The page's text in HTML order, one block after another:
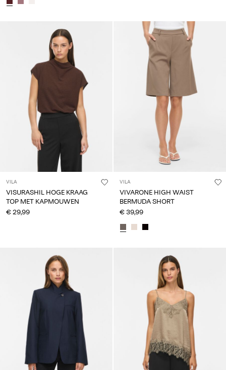
VILA
VISURASHIL HOGE KRAAG
TOP MET KAPMOUWEN
€ 29,99
VILA
VIVARONE HIGH WAIST
BERMUDA SHORT
€ 39,99